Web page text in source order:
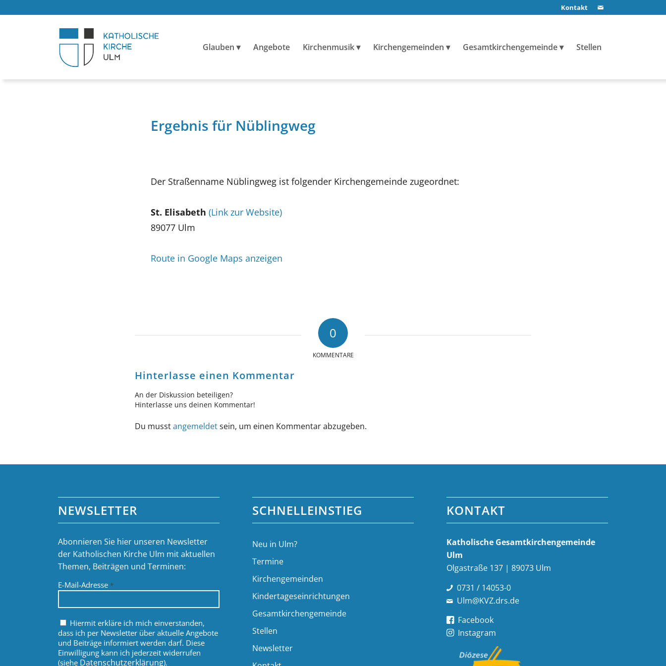
Kontakt
Glauben Angebote Kirchenmusik Kirchengemeinden Gesamtkirchengemeinde Stellen
Ergebnis für Nüblingweg
Der Straßenname Nüblingweg ist folgender Kirchengemeinde zugeordnet:
St. Elisabeth (Link zur Website)
89077 Ulm
Route in Google Maps anzeigen
0
KOMMENTARE
Hinterlasse einen Kommentar
An der Diskussion beteiligen?
Hinterlasse uns deinen Kommentar!
Du musstangemeldetsein, um einen Kommentar abzugeben.
NEWSLETTER
Abonnieren Sie hier unseren Newsletter
der Katholischen Kirche Ulm mit aktuellen
Themen, Beiträgen und Terminen:
E-Mail-Adresse*
Hiermit erkläre ich mich einverstanden,
dass ich per Newsletter über aktuelle Angebote
und Beiträge informiert werden darf. Diese
Einwilligung kann ich jederzeit widerrufen
(siehe Datenschutzerklärung).
SCHNELLEINSTIEG
Neu in Ulm?
Termine
Kirchengemeinden
Kindertageseinrichtungen
Gesamtkirchengemeinde
Stellen
Newsletter
KONTAKT
Katholische Gesamt­kirchen­gemeinde
Ulm
Olgastraße 137 | 89073 Ulm
0731 / 14053-0
Ulm@KVZ.drs.de
Facebook
Instagram